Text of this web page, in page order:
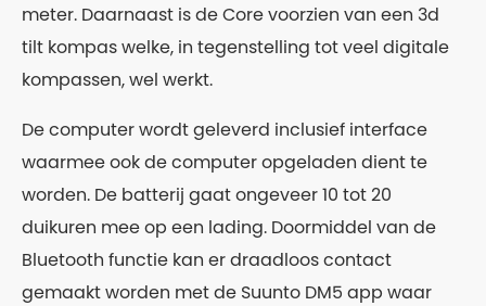
meter. Daarnaast is de Core voorzien van een 3d
tilt kompas welke, in tegenstelling tot veel digitale
kompassen, wel werkt.
De computer wordt geleverd inclusief interface
waarmee ook de computer opgeladen dient te
worden. De batterij gaat ongeveer 10 tot 20
duikuren mee op een lading. Doormiddel van de
Bluetooth functie kan er draadloos contact
gemaakt worden met de Suunto DM5 app waar